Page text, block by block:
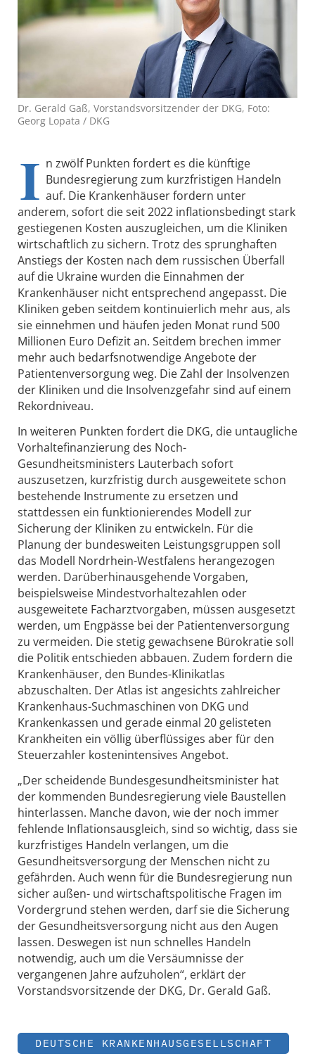
Dr. Gerald Gaß, Vorstandsvorsitzender der DKG, Foto:
Georg Lopata / DKG
I n zwölf Punkten fordert es die künftige
Bundesregierung zum kurzfristigen Handeln
auf. Die Krankenhäuser fordern unter
anderem, sofort die seit 2022 inflationsbedingt stark
gestiegenen Kosten auszugleichen, um die Kliniken
wirtschaftlich zu sichern. Trotz des sprunghaften
Anstiegs der Kosten nach dem russischen Überfall
auf die Ukraine wurden die Einnahmen der
Krankenhäuser nicht entsprechend angepasst. Die
Kliniken geben seitdem kontinuierlich mehr aus, als
sie einnehmen und häufen jeden Monat rund 500
Millionen Euro Defizit an. Seitdem brechen immer
mehr auch bedarfsnotwendige Angebote der
Patientenversorgung weg. Die Zahl der Insolvenzen
der Kliniken und die Insolvenzgefahr sind auf einem
Rekordniveau.
In weiteren Punkten fordert die DKG, die untaugliche
Vorhaltefinanzierung des Noch-
Gesundheitsministers Lauterbach sofort
auszusetzen, kurzfristig durch ausgeweitete schon
bestehende Instrumente zu ersetzen und
stattdessen ein funktionierendes Modell zur
Sicherung der Kliniken zu entwickeln. Für die
Planung der bundesweiten Leistungsgruppen soll
das Modell Nordrhein-Westfalens herangezogen
werden. Darüberhinausgehende Vorgaben,
beispielsweise Mindestvorhaltezahlen oder
ausgeweitete Facharztvorgaben, müssen ausgesetzt
werden, um Engpässe bei der Patientenversorgung
zu vermeiden. Die stetig gewachsene Bürokratie soll
die Politik entschieden abbauen. Zudem fordern die
Krankenhäuser, den Bundes-Klinikatlas
abzuschalten. Der Atlas ist angesichts zahlreicher
Krankenhaus-Suchmaschinen von DKG und
Krankenkassen und gerade einmal 20 gelisteten
Krankheiten ein völlig überflüssiges aber für den
Steuerzahler kostenintensives Angebot.
„Der scheidende Bundesgesundheitsminister hat
der kommenden Bundesregierung viele Baustellen
hinterlassen. Manche davon, wie der noch immer
fehlende Inflationsausgleich, sind so wichtig, dass sie
kurzfristiges Handeln verlangen, um die
Gesundheitsversorgung der Menschen nicht zu
gefährden. Auch wenn für die Bundesregierung nun
sicher außen- und wirtschaftspolitische Fragen im
Vordergrund stehen werden, darf sie die Sicherung
der Gesundheitsversorgung nicht aus den Augen
lassen. Deswegen ist nun schnelles Handeln
notwendig, auch um die Versäumnisse der
vergangenen Jahre aufzuholen“, erklärt der
Vorstandsvorsitzende der DKG, Dr. Gerald Gaß.
DEUTSCHE KRANKENHAUSGESELLSCHAFT